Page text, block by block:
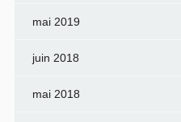
mai 2019
juin 2018
mai 2018